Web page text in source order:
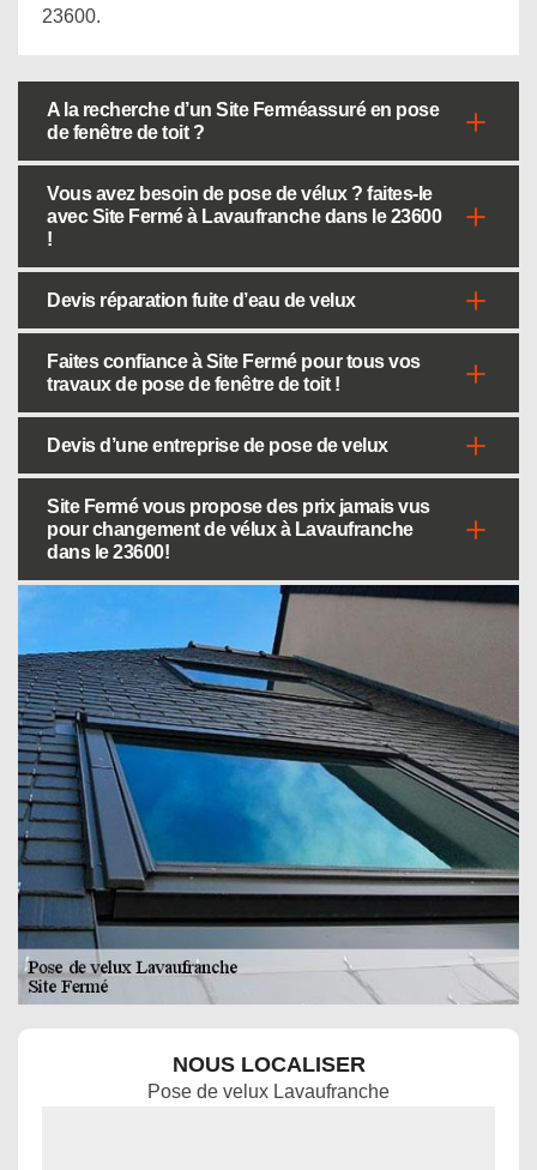
23600.
A la recherche d’un Site Ferméassuré en pose
de fenêtre de toit ?
Vous avez besoin de pose de vélux ? faites-le
avec Site Fermé à Lavaufranche dans le 23600
!
Devis réparation fuite d’eau de velux
Faites confiance à Site Fermé pour tous vos
travaux de pose de fenêtre de toit !
Devis d’une entreprise de pose de velux
Site Fermé vous propose des prix jamais vus
pour changement de vélux à Lavaufranche
dans le 23600!
NOUS LOCALISER
Pose de velux Lavaufranche